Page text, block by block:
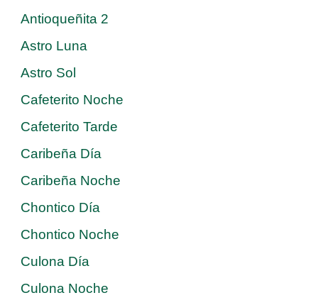
Antioqueñita 2
Astro Luna
Astro Sol
Cafeterito Noche
Cafeterito Tarde
Caribeña Día
Caribeña Noche
Chontico Día
Chontico Noche
Culona Día
Culona Noche